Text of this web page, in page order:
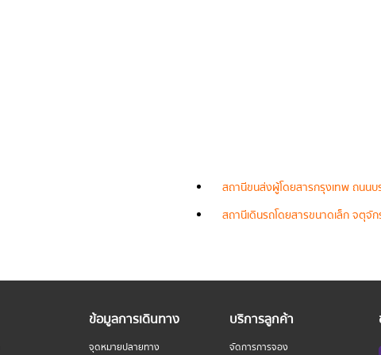
สถานีขนส่งผู้โดยสารกรุงเทพ ถนนบ
สถานีเดินรถโดยสารขนาดเล็ก จตุจั
ข้อมูลการเดินทาง
จุดหมายปลายทาง
บริการลูกค้า
จัดการการจอง